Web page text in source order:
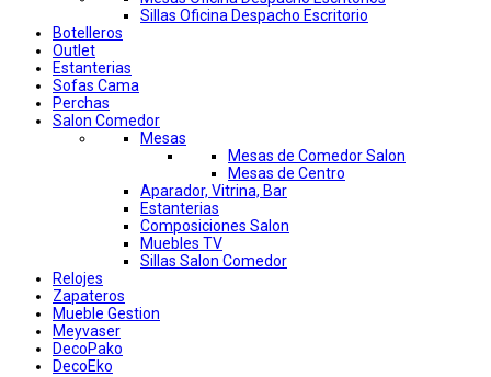
Sillas Oficina Despacho Escritorio
Botelleros
Outlet
Estanterias
Sofas Cama
Perchas
Salon Comedor
Mesas
Mesas de Comedor Salon
Mesas de Centro
Aparador, Vitrina, Bar
Estanterias
Composiciones Salon
Muebles TV
Sillas Salon Comedor
Relojes
Zapateros
Mueble Gestion
Meyvaser
DecoPako
DecoEko